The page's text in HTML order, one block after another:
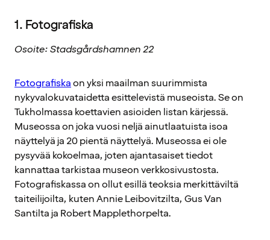
1. Fotografiska
Osoite: Stadsgårdshamnen 22
Fotografiskaon yksi maailman suurimmista
nykyvalokuvataidetta esittelevistä museoista. Se on
Tukholmassa koettavien asioiden listan kärjessä.
Museossa on joka vuosi neljä ainutlaatuista isoa
näyttelyä ja 20 pientä näyttelyä. Museossa ei ole
pysyvää kokoelmaa, joten ajantasaiset tiedot
kannattaa tarkistaa museon verkkosivustosta.
Fotografiskassa on ollut esillä teoksia merkittäviltä
taiteilijoilta, kuten Annie Leibovitzilta, Gus Van
Santilta ja Robert Mapplethorpelta.